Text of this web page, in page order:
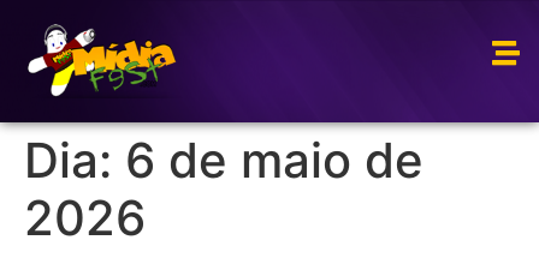
Dia: 6 de maio de
2026